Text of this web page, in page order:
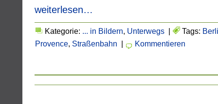
weiterlesen…
Kategorie: ... in Bildern, Unterwegs | Tags:
Provence, Straßenbahn | Kommentieren